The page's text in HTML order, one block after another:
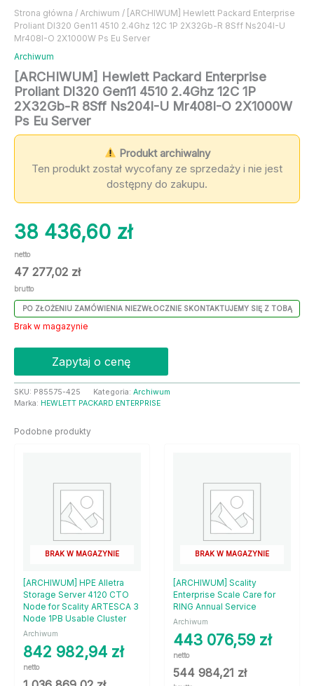
Strona główna / Archiwum / [ARCHIWUM] Hewlett Packard Enterprise
Proliant Dl320 Gen11 4510 2.4Ghz 12C 1P 2X32Gb-R 8Sff Ns204I-U
Mr408I-O 2X1000W Ps Eu Server
Archiwum
[ARCHIWUM] Hewlett Packard Enterprise
Proliant Dl320 Gen11 4510 2.4Ghz 12C 1P
2X32Gb-R 8Sff Ns204I-U Mr408I-O 2X1000W
Ps Eu Server
Produkt archiwalny
Ten produkt został wycofany ze sprzedaży i nie jest
dostępny do zakupu.
38 436,60 zł
netto
47 277,02 zł
brutto
PO ZŁOŻENIU ZAMÓWIENIA NIEZWŁOCZNIE SKONTAKTUJEMY SIĘ Z TOBĄ
Brak w magazynie
Zapytaj o cenę
SKU: P85575-425 Kategoria: Archiwum
Marka: HEWLETT PACKARD ENTERPRISE
Podobne produkty
BRAK W MAGAZYNIE
[ARCHIWUM] HPE Alletra
Storage Server 4120 CTO
Node for Scality ARTESCA 3
Node 1PB Usable Cluster
Archiwum
842 982,94 zł
netto
BRAK W MAGAZYNIE
[ARCHIWUM] Scality
Enterprise Scale Care for
RING Annual Service
Archiwum
443 076,59 zł
netto
544 984,21 zł